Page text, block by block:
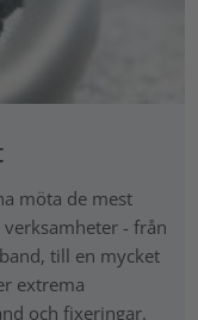
möta de mest
- från
till en mycket
extrema
och fixeringar.